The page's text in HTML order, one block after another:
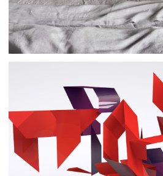
Логотипы
Принт
Фирменный стиль